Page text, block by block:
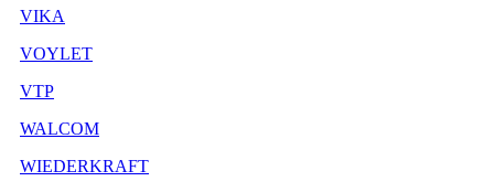
VIKA
VOYLET
VTP
WALCOM
WIEDERKRAFT